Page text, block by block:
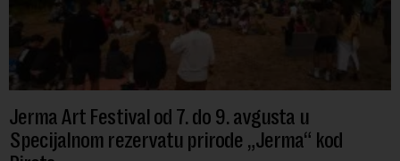
Jerma Art Festival od 7. do 9. avgusta u
Specijalnom rezervatu prirode „Jerma“ kod